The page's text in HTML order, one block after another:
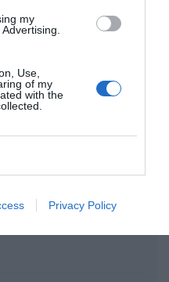
my
Use,
of my
with the
Privacy Policy